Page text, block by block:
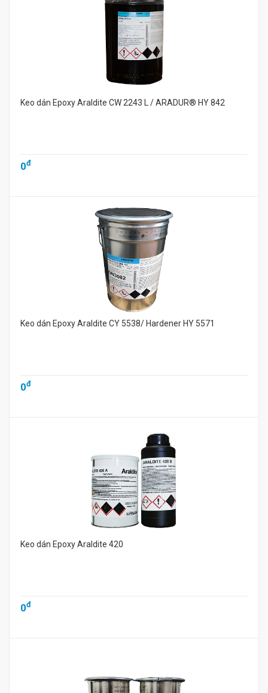
Keo dán Epoxy Araldite CW 2243 L / ARADUR® HY 842
0đ
Keo dán Epoxy Araldite CY 5538/ Hardener HY 5571
0đ
Keo dán Epoxy Araldite 420
0đ